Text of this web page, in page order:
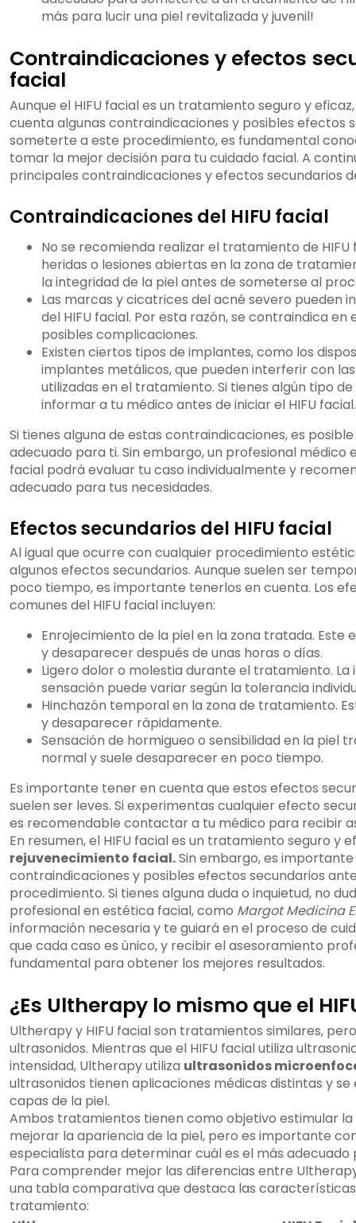
más para lucir una piel revitalizada y juvenil!
Contraindicaciones y efectos
facial
Aunque el HIFU facial es un tratamiento seguro y
cuenta algunas contraindicaciones y posibles efectos
someterte a este procedimiento, es fundamental
tomar la mejor decisión para tu cuidado facial. A
principales contraindicaciones y efectos secundarios
Contraindicaciones del HIFU facial
No se recomienda realizar el tratamiento de
heridas o lesiones abiertas en la zona de
la integridad de la piel antes de someterse al
Las marcas y cicatrices del acné severo pueden
del HIFU facial. Por esta razón, se contraindica
posibles complicaciones.
Existen ciertos tipos de implantes, como los
implantes metálicos, que pueden interferir con
utilizadas en el tratamiento. Si tienes algún tipo
informar a tu médico antes de iniciar el HIFU facial.
Si tienes alguna de estas contraindicaciones, es
adecuado para ti. Sin embargo, un profesional médico
facial podrá evaluar tu caso individualmente y
adecuado para tus necesidades.
Efectos secundarios del HIFU facial
Al igual que ocurre con cualquier procedimiento
algunos efectos secundarios. Aunque suelen ser
poco tiempo, es importante tenerlos en cuenta. Los
comunes del HIFU facial incluyen:
Enrojecimiento de la piel en la zona tratada. Este
y desaparecer después de unas horas o días.
Ligero dolor o molestia durante el tratamiento. La
sensación puede variar según la tolerancia
Hinchazón temporal en la zona de tratamiento.
y desaparecer rápidamente.
Sensación de hormigueo o sensibilidad en la piel
normal y suele desaparecer en poco tiempo.
Es importante tener en cuenta que estos efectos
suelen ser leves. Si experimentas cualquier efecto
es recomendable contactar a tu médico para recibir
En resumen, el HIFU facial es un tratamiento seguro y
rejuvenecimiento facial.Sin embargo, es
contraindicaciones y posibles efectos secundarios
procedimiento. Si tienes alguna duda o inquietud, no
profesional en estética facial, como Margot Medicina
información necesaria y te guiará en el proceso de
que cada caso es único, y recibir el asesoramiento
fundamental para obtener los mejores resultados.
¿Es Ultherapy lo mismo que el
Ultherapy y HIFU facial son tratamientos similares,
ultrasonidos. Mientras que el HIFU facial utiliza
intensidad, Ultherapy utiliza ultrasonidos
ultrasonidos tienen aplicaciones médicas distintas y
capas de la piel.
Ambos tratamientos tienen como objetivo estimular
mejorar la apariencia de la piel, pero es importante
especialista para determinar cuál es el más adecuado
Para comprender mejor las diferencias entre
una tabla comparativa que destaca las
tratamiento: